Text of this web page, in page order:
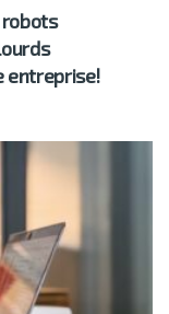
entreprise!